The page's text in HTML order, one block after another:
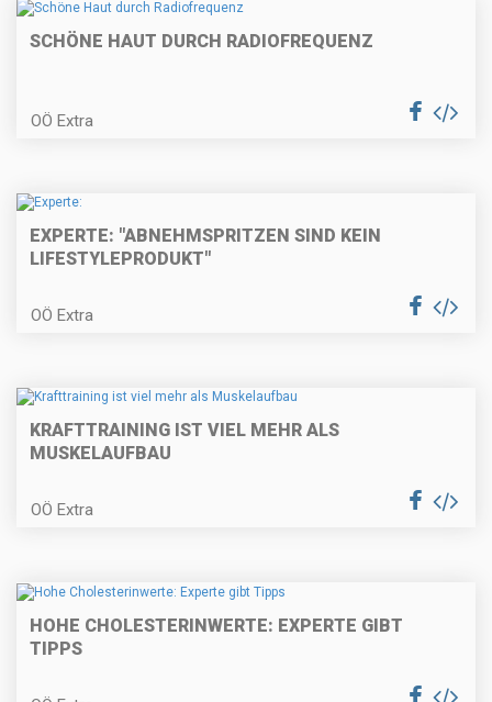
SCHÖNE HAUT DURCH RADIOFREQUENZ
OÖ Extra
EXPERTE: "ABNEHMSPRITZEN SIND KEIN
LIFESTYLEPRODUKT"
OÖ Extra
KRAFTTRAINING IST VIEL MEHR ALS
MUSKELAUFBAU
OÖ Extra
HOHE CHOLESTERINWERTE: EXPERTE GIBT
TIPPS